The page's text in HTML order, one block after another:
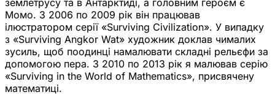
Момо. З 2006 по 2009 рік він працював
ілюстратором серії «Surviving Civilization». У випадку
з «Surviving Angkor Wat» художник доклав чималих
зусиль, щоб поодинці намалювати складні рельєфи за
допомогою пера. З 2010 по 2013 рік я малював серію
«Surviving in the World of Mathematics», присвячену
математиці.